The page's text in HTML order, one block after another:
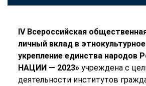
IV Всероссийская
личный вклад в
укрепление единства народов
НАЦИИ — 2023» учреждена с
деятельности институтов